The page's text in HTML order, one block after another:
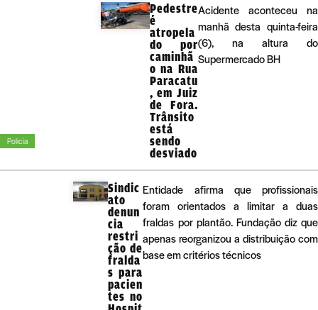
Polícia
Pedestre
é
atropela
do por
caminhã
o na Rua
Paracatu
, em Juiz
de Fora.
Trânsito
está
sendo
desviado
Acidente aconteceu na
manhã desta quinta-feira
(6), na altura do
Supermercado BH
Sindic
ato
denun
cia
restri
ção de
fralda
s para
pacien
tes no
Entidade afirma que profissionais
foram orientados a limitar a duas
fraldas por plantão. Fundação diz que
apenas reorganizou a distribuição com
base em critérios técnicos